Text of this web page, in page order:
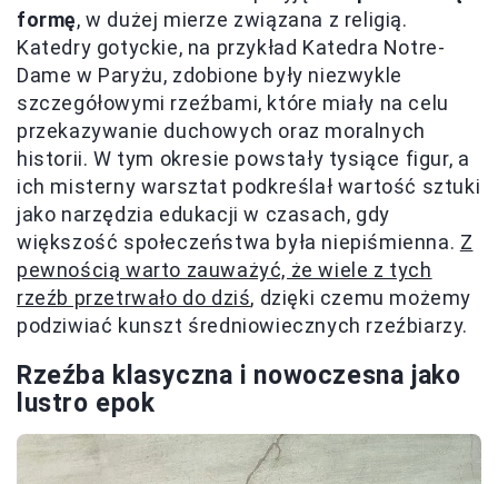
formę, w dużej mierze związana z religią.
Katedry gotyckie, na przykład Katedra Notre-
Dame w Paryżu, zdobione były niezwykle
szczegółowymi rzeźbami, które miały na celu
przekazywanie duchowych oraz moralnych
historii. W tym okresie powstały tysiące figur, a
ich misterny warsztat podkreślał wartość sztuki
jako narzędzia edukacji w czasach, gdy
większość społeczeństwa była niepiśmienna. Z
pewnością warto zauważyć, że wiele z tych
rzeźb przetrwało do dziś, dzięki czemu możemy
podziwiać kunszt średniowiecznych rzeźbiarzy.
Rzeźba klasyczna i nowoczesna jako
lustro epok